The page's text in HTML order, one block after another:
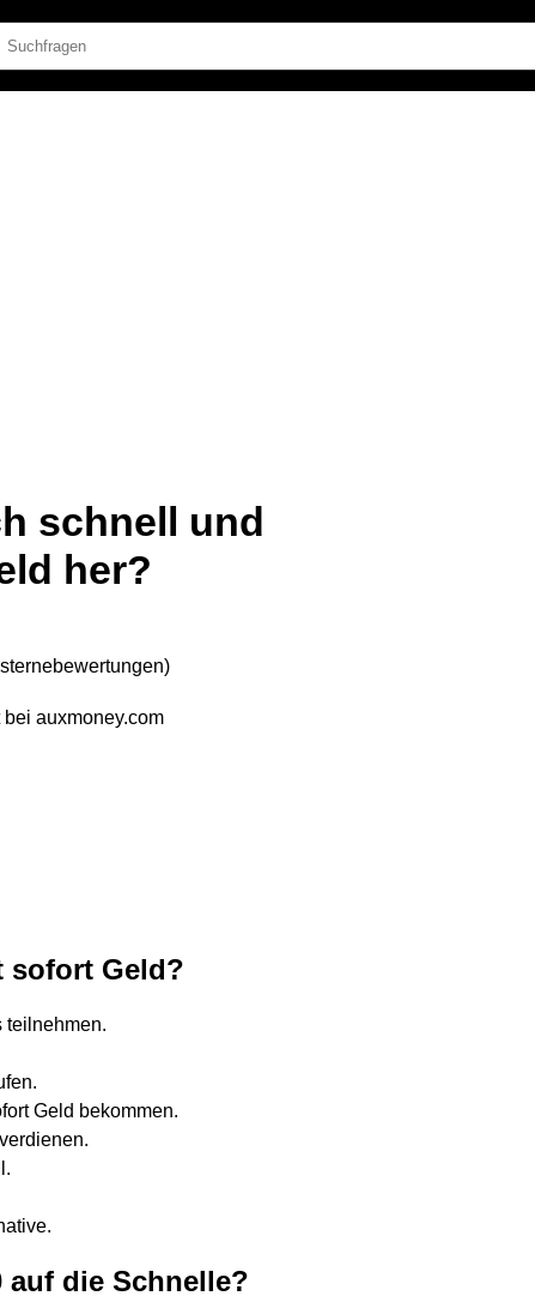
schnell und
her?
)
auxmoney.com
sofort Geld?
teilnehmen.
Geld bekommen.
auf die Schnelle?